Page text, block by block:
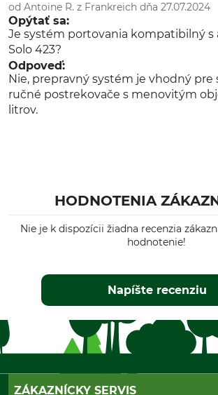
od Antoine R. z Frankreich dňa 27.07.2024
Opýtať sa:
Je systém portovania kompatibilný s
Solo 423?
Odpoveď:
Nie, prepravný systém je vhodný pre
ručné postrekovače s menovitým
litrov.
HODNOTENIA
Nie je k dispozícii žiadna recenzia
hodnotenie!
Napíšte recenziu
ZÁKAZNÍCKY SERVIS